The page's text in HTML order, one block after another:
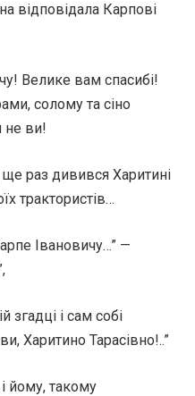
відповідала Карпові
Велике вам спасибі!
солому та сіно
не ви!
раз дивився Харитині
трактористів…
Івановичу…” —
згадці і сам собі
Харитино Тарасівно!..”
йому, такому